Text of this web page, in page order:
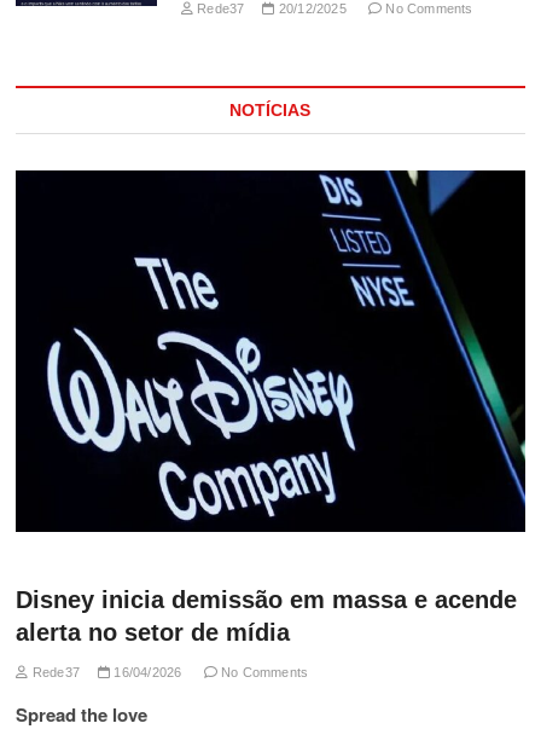
Rede37 20/12/2025 No Comments
NOTÍCIAS
Disney inicia demissão em massa e acende
alerta no setor de mídia
Rede37 16/04/2026 No Comments
Spread the love